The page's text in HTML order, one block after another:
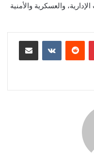
والعسكرية والأمنية
بينتيريست مشاركة عبر البريد